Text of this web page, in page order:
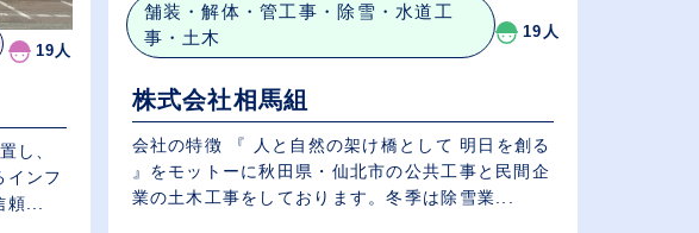
19人
し、
インフ
頼...
舗装・解体・管工事・除雪・水道工
事・土木
19人
株式会社相馬組
会社の特徴 『 人と自然の架け橋として 明日を創る
』をモットーに秋田県・仙北市の公共工事と民間企
業の土木工事をしております。冬季は除雪業...